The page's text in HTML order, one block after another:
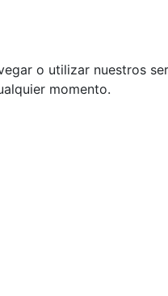
o utilizar nuestros
momento.